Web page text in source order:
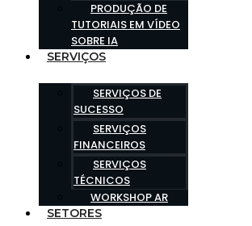
PRODUÇÃO DE
TUTORIAIS EM VÍDEO
SOBRE IA
SERVIÇOS
SERVIÇOS DE
SUCESSO
SERVIÇOS
FINANCEIROS
SERVIÇOS
TÉCNICOS
WORKSHOP AR
SETORES